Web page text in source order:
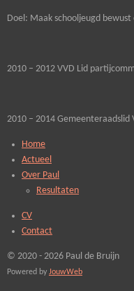
Doel: Maak schooljeugd
2010 – 2012 VVD Lid
2010 – 2014 Gemeenteraadslid
Home
Actueel
Over Paul
Resultaten
CV
Contact
© 2020 - 2026 Paul de Bruijn
Powered by JouwWeb